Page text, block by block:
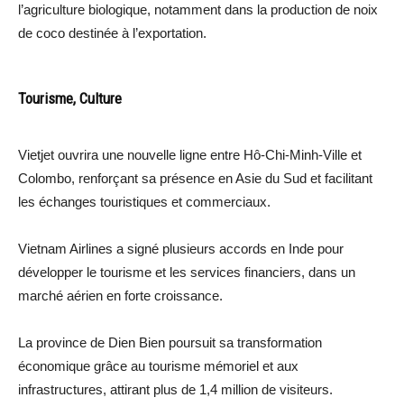
l’agriculture biologique, notamment dans la production de noix
de coco destinée à l’exportation.
Tourisme, Culture
Vietjet ouvrira une nouvelle ligne entre Hô-Chi-Minh-Ville et
Colombo, renforçant sa présence en Asie du Sud et facilitant
les échanges touristiques et commerciaux.
Vietnam Airlines a signé plusieurs accords en Inde pour
développer le tourisme et les services financiers, dans un
marché aérien en forte croissance.
La province de Dien Bien poursuit sa transformation
économique grâce au tourisme mémoriel et aux
infrastructures, attirant plus de 1,4 million de visiteurs.